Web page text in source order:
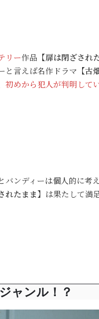
リー作品 【扉は閉ざされ
と言えば名作ドラマ 【古
初めから犯人が判明して
バンディーは個人的に考
れたまま】 は果たして満
ャンル！？